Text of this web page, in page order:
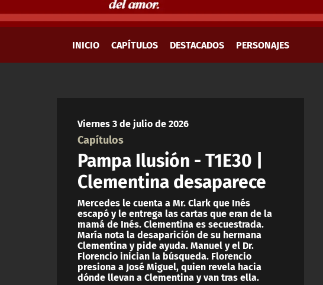
INICIO CAPÍTULOS DESTACADOS PERSONAJES
Viernes 3 de julio de 2026
Capítulos
Pampa Ilusión - T1E30 |
Clementina desaparece
Mercedes le cuenta a Mr. Clark que Inés
escapó y le entrega las cartas que eran de la
mamá de Inés. Clementina es secuestrada.
María nota la desaparición de su hermana
Clementina y pide ayuda. Manuel y el Dr.
Florencio inician la búsqueda. Florencio
presiona a José Miguel, quien revela hacia
dónde llevan a Clementina y van tras ella.